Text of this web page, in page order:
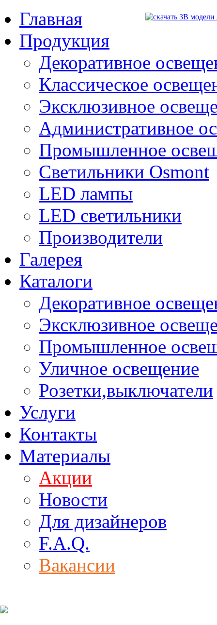
Главная
Продукция
Декоративное
Классическое
Эксклюзивное
Административное
Промышленное
Светильники Osmont
LED лампы
LED светильники
Производители
Галерея
Каталоги
Декоративное
Эксклюзивное
Промышленное
Уличное освещение
Розетки,выключатели
Услуги
Контакты
Материалы
Акции
Новости
Для дизайнеров
F.A.Q.
Вакансии